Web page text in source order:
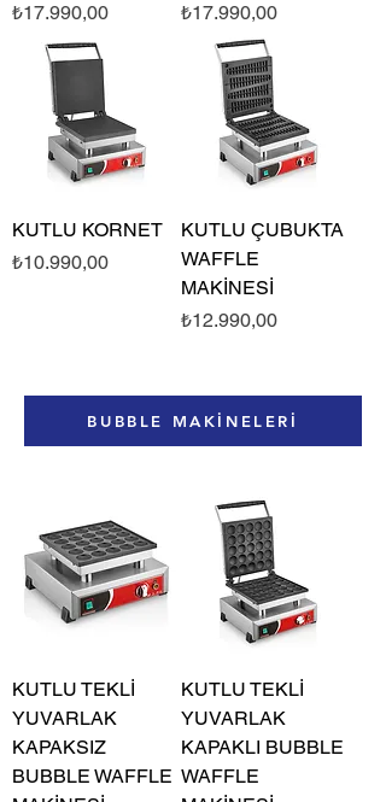
Fiyat
₺17.990,00
Fiyat
₺17.990,00
KUTLU KORNET
Fiyat
₺10.990,00
KUTLU ÇUBUKTA
WAFFLE
MAKİNESİ
Fiyat
₺12.990,00
BUBBLE MAKİNELERİ
KUTLU TEKLİ
YUVARLAK
KAPAKSIZ
BUBBLE WAFFLE
KUTLU TEKLİ
YUVARLAK
KAPAKLI BUBBLE
WAFFLE